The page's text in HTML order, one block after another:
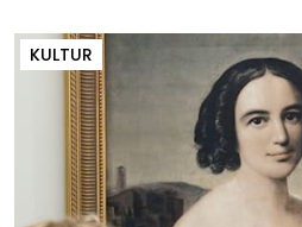
KULTUR